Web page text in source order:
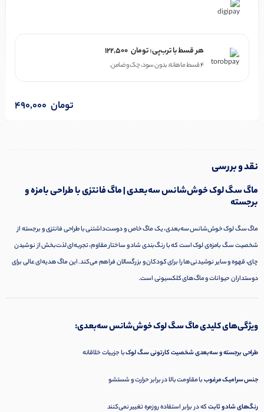
هر قسط با ترب‌پی: 122,500 تومان
۴ قسط ماهانه. بدون سود، چک و ضامن.
490,000 تومان
نقد و بررسی
ماگ سگ لوک خوش‌شانس سه‌بعدی | ماگ فانتزی با طراحی بامزه و
برجسته
ماگ سگ لوک خوش‌شانس سه‌بعدی، یک ماگ خاص و دوست‌داشتنی با طراحی فانتزی و برجسته از
شخصیت سگ بامزه‌ی لوک است که با رنگ‌بندی شاد و ساختار مقاوم، تجربه‌ای لذت‌بخش از نوشیدن
چای، قهوه و سایر نوشیدنی‌ها را برای کودکان و بزرگسالان فراهم می‌کند. این ماگ هدیه‌ای عالی برای
دوستداران حیوانات و ماگ‌های کلکسیونی است.
ویژگی‌های کلیدی ماگ سگ لوک خوش‌شانس سه‌بعدی:
طراحی برجسته و سه‌بعدی شخصیت کارتونی سگ لوکبا جزییات خلاقانه
جنس سرامیک مرغوببا مقاومت بالا در برابر حرارت و شستشو
رنگ‌های شاد و ثابتکه در برابر استفاده روزمره تغییر نمی‌کنند